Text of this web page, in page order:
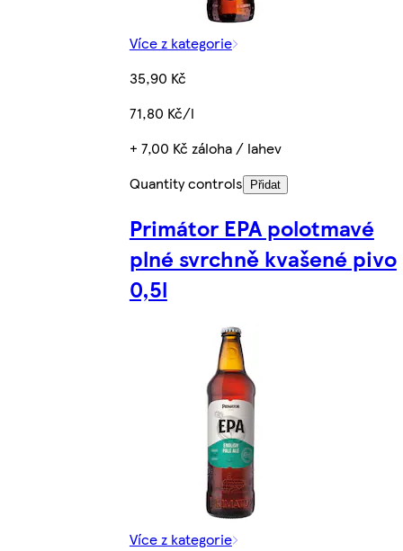
Více z kategorie
35,90 Kč
71,80 Kč/l
+ 7,00 Kč záloha / lahev
Quantity controls
Přidat
Primátor EPA polotmavé
plné svrchně kvašené pivo
0,5l
Více z kategorie